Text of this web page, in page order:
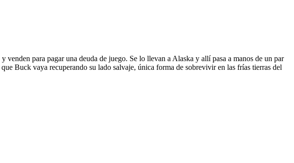
para pagar una deuda de juego. Se lo llevan a Alaska y allí pasa a manos de un par
Buck vaya recuperando su lado salvaje, única forma de sobrevivir en las frías tierras del